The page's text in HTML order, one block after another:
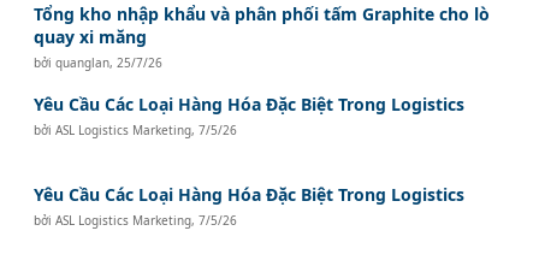
Tổng kho nhập khẩu và phân phối tấm Graphite cho lò
quay xi măng
bởiquanglan,25/7/26
Yêu Cầu Các Loại Hàng Hóa Đặc Biệt Trong Logistics
bởiASL Logistics Marketing,7/5/26
Yêu Cầu Các Loại Hàng Hóa Đặc Biệt Trong Logistics
bởiASL Logistics Marketing,7/5/26